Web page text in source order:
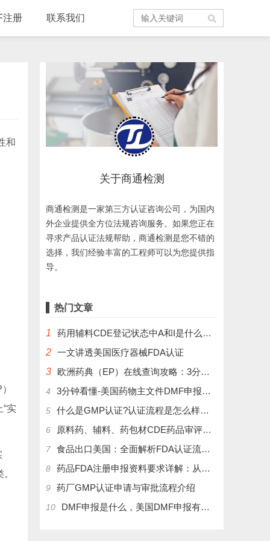
注册 联系我们
和
实
关于商通检测
商通检测是一家第三方认证咨询公司，为国内
外企业提供全方位法规咨询服务。如果您正在
寻求产品认证法规帮助，商通检测是您不错的
选择，我们经验丰富的工程师可以为您提供指
导。
热门文章
1
药用辅料CDE登记状态中A和I是什么意思？
2 一文讲透美国医疗器械FDA认证
3
欧洲药典（EP）在线查询攻略：3分钟掌握官方数据库使用技巧
4 3分钟看懂-美国药物主文件DMF申报流程和管理制度
5 什么是GMP认证?认证流程是怎么样的？
6 原料药、辅料、药包材CDE药品审评中心登记注册流程
7 食品出口美国：全面解析FDA认证流程及关键注意事项
8 药品FDA注册申报资料要求详解：从法规到实操
9 药厂GMP认证申请与审批流程介绍
10 DMF申报是什么，美国DMF申报有几种分类，药物主文件备案流程介绍